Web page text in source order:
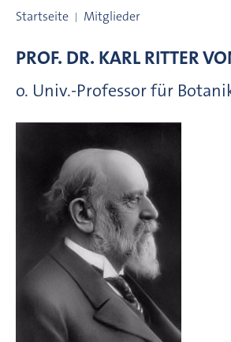
Startseite Mitglieder
PROF. DR. KARL RITTER
o. Univ.-Professor für